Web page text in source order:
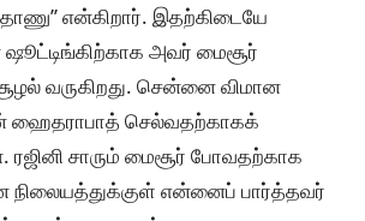
என்கிறார். இதற்கிடையே
ஷூட்டிங்கிற்காக அவர் மைசூர்
வருகிறது. சென்னை விமான
ஹைதராபாத் செல்வதற்காகக்
ரஜினி சாரும் மைசூர் போவதற்காக
நிலையத்துக்குள் என்னைப் பார்த்தவர்